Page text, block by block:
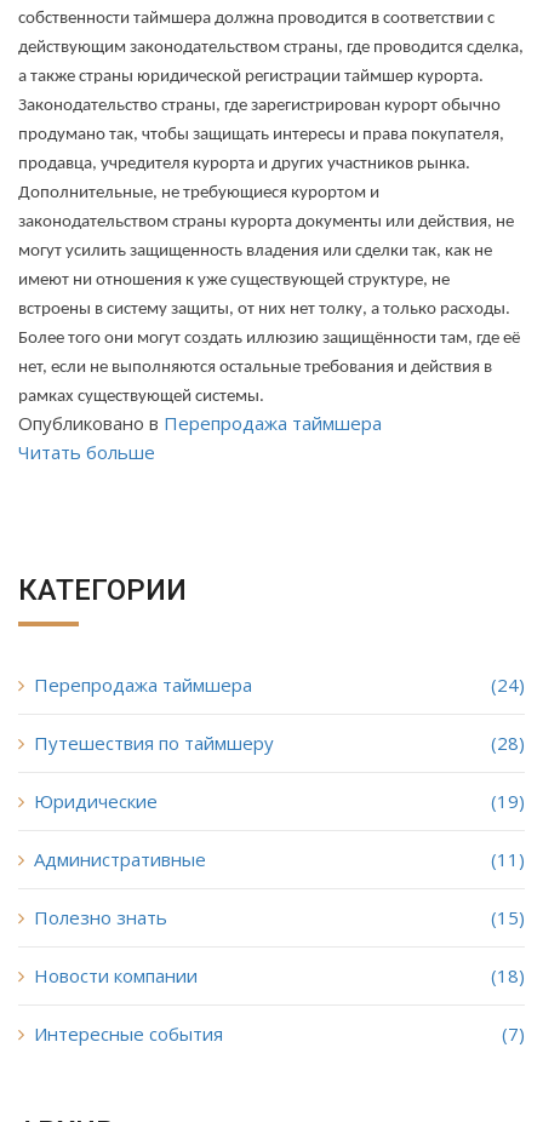
собственности таймшера должна проводится в соответствии с
действующим законодательством страны, где проводится сделка,
а также страны юридической регистрации таймшер курорта.
Законодательство страны, где зарегистрирован курорт обычно
продумано так, чтобы защищать интересы и права покупателя,
продавца, учредителя курорта и других участников рынка.
Дополнительные, не требующиеся курортом и
законодательством страны курорта документы или действия, не
могут усилить защищенность владения или сделки так, как не
имеют ни отношения к уже существующей структуре, не
встроены в систему защиты, от них нет толку, а только расходы.
Более того они могут создать иллюзию защищённости там, где её
нет, если не выполняются остальные требования и действия в
рамках существующей системы.
Опубликовано в Перепродажа таймшера
Читать больше
КАТЕГОРИИ
Перепродажа таймшера (24)
Путешествия по таймшеру (28)
Юридические (19)
Административные (11)
Полезно знать (15)
Новости компании (18)
Интересные события (7)